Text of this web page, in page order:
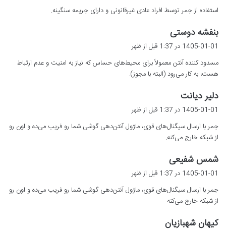
:
استفاده از جمر توسط افراد عادی غیرقانونی و دارای جریمه سنگینه.
بنفشه دوستی
ف
:
1405-01-01 در 1:37 قبل از ظهر
مسدود کننده آنتن معمولاً برای محیط‌های حساس که نیاز به امنیت و عدم ارتباط
هست، به کار می‌رود (البته با مجوز).
دلیر دیانت
ت
:
1405-01-01 در 1:37 قبل از ظهر
جمر با ارسال سیگنال‌های قوی، ماژول آنتن‌دهی گوشی شما رو فریب می‌ده و اون رو
از شبکه خارج می‌کنه.
شمس شفیعی
ف
:
1405-01-01 در 1:37 قبل از ظهر
جمر با ارسال سیگنال‌های قوی، ماژول آنتن‌دهی گوشی شما رو فریب می‌ده و اون رو
از شبکه خارج می‌کنه.
کیهان شهبازیان